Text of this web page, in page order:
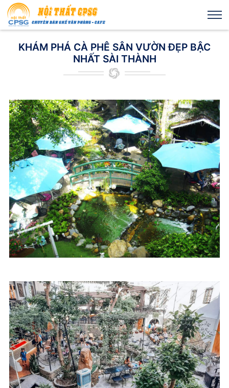
KHÁM PHÁ CÀ PHÊ SÂN VƯỜN ĐẸP BẬC
NHẤT SÀI THÀNH